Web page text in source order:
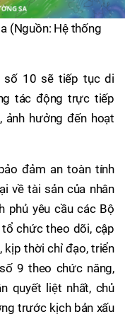
(Nguồn: Hệ thống
số 10 sẽ tiếp tục di
tác động trực tiếp
ảnh hưởng đến hoạt
đảm an toàn tính
về tài sản của nhân
phủ yêu cầu các Bộ
chức theo dõi, cập
kịp thời chỉ đạo, triển
9 theo chức năng,
quyết liệt nhất, chủ
trước kịch bản xấu